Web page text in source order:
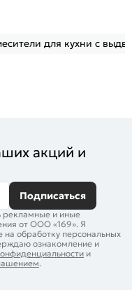
для кухни с
акций и
Подписаться
рекламные и иные
от ООО «169». Я
на обработку персональных
ознакомление и
и
.